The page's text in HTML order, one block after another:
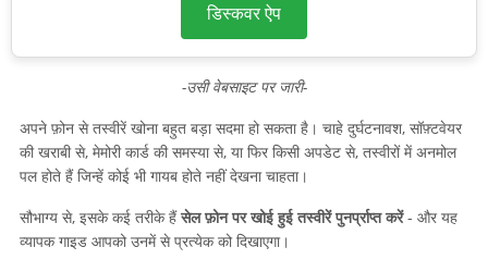
डिस्कवर ऐप
-उसी वेबसाइट पर जारी-
अपने फ़ोन से तस्वीरें खोना बहुत बड़ा सदमा हो सकता है। चाहे दुर्घटनावश, सॉफ़्टवेयर
की खराबी से, मेमोरी कार्ड की समस्या से, या फिर किसी अपडेट से, तस्वीरों में अनमोल
पल होते हैं जिन्हें कोई भी गायब होते नहीं देखना चाहता।
सौभाग्य से, इसके कई तरीके हैंसेल फ़ोन पर खोई हुई तस्वीरें पुनर्प्राप्त करें- और यह
व्यापक गाइड आपको उनमें से प्रत्येक को दिखाएगा।